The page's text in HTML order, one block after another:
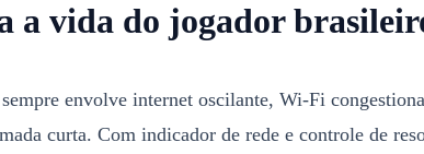
a vida do jogador
envolve internet oscilante, Wi-Fi
curta. Com indicador de rede e controle de